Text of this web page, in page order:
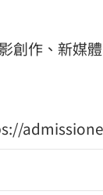
創作、新媒